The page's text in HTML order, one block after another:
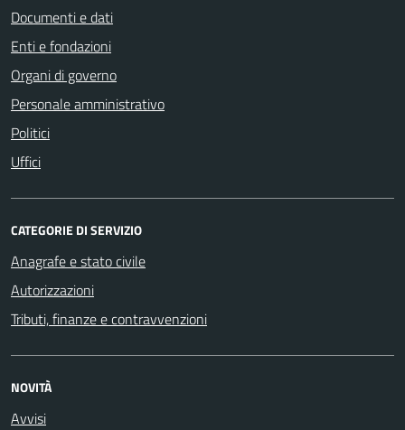
Documenti e dati
Enti e fondazioni
Organi di governo
Personale amministrativo
Politici
Uffici
CATEGORIE DI SERVIZIO
Anagrafe e stato civile
Autorizzazioni
Tributi, finanze e contravvenzioni
NOVITÀ
Avvisi